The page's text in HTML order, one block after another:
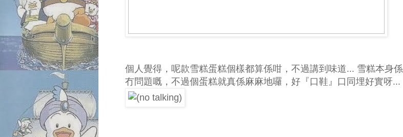
個人覺得，呢款雪糕蛋糕個樣都算係咁，不過講到味道... 雪糕本身係
冇問題嘅，不過個蛋糕就真係麻麻地囉，好『口鞋』口同埋好實呀...